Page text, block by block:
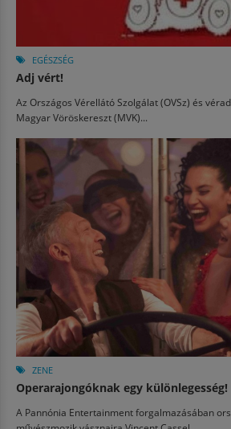
EGÉSZSÉG
Adj vért!
Az Országos Vérellátó Szolgálat (OVSz) és
Magyar Vöröskereszt (MVK)...
ZENE
Operarajongóknak egy különlegesség!
A Pannónia Entertainment forgalmazásában